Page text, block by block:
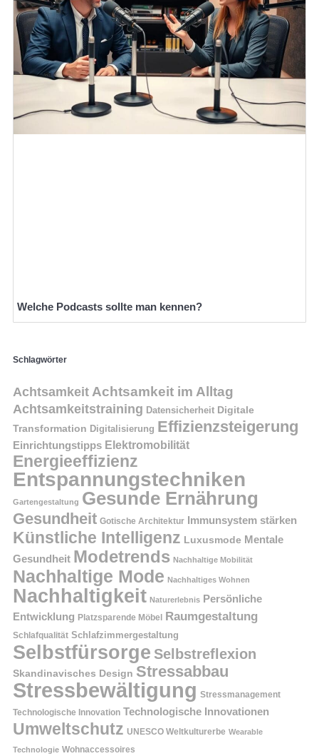
Welche Podcasts sollte man kennen?
Schlagwörter
Achtsamkeit Achtsamkeit im Alltag
Achtsamkeitstraining Datensicherheit Digitale
Transformation Digitalisierung Effizienzsteigerung
Einrichtungstipps Elektromobilität
Energieeffizienz
Entspannungstechniken
Gartengestaltung Gesunde Ernährung
Gesundheit Gotische Architektur Immunsystem stärken
Künstliche Intelligenz Luxusmode Mentale
Gesundheit Modetrends Nachhaltige Mobilität
Nachhaltige Mode Nachhaltiges Wohnen
Nachhaltigkeit Naturerlebnis Persönliche
Entwicklung Platzsparende Möbel Raumgestaltung
Schlafqualität Schlafzimmergestaltung
Selbstfürsorge Selbstreflexion
Skandinavisches Design Stressabbau
Stressbewältigung Stressmanagement
Technologische Innovation Technologische Innovationen
Umweltschutz UNESCO Weltkulturerbe Wearable
Technologie Wohnaccessoires